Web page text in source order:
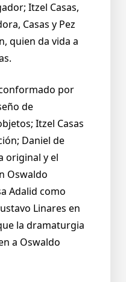
Itzel Casas,
Casas y Pez
quien da vida a
por
de
Itzel Casas
Daniel de
original y el
Oswaldo
Adalid como
Linares en
la dramaturgia
a Oswaldo